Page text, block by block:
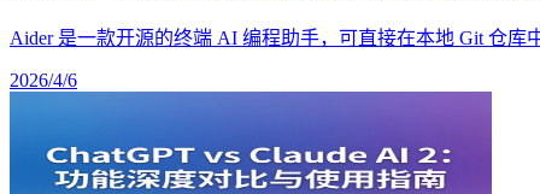
Aider 是一款开源的终端 AI 编程助手，可直接在本地 Git 仓
2026/4/6